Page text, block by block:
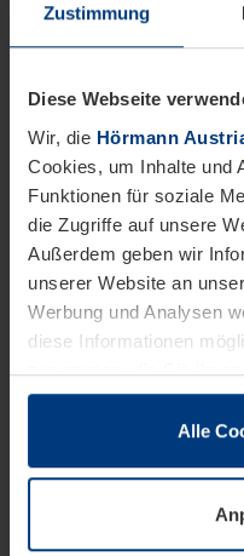
Zustimmung
Diese Webseite
Wir, die Hörmann
Cookies, um Inhalte und
Funktionen für soziale
die Zugriffe auf unsere
Außerdem geben wir
unserer Website an
Werbung und Analysen
diese Informationen
zusammen, die Sie
sie im Rahmen Ihrer
wenn diese für den
notwendig sind. Für alle
wir Ihre Erlaubnis. Ihre
Alle